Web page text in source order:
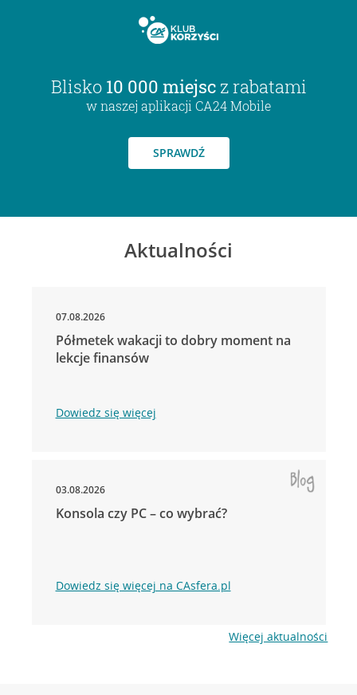
Blisko 10 000 miejsc z rabatami
w naszej aplikacji CA24 Mobile
SPRAWDŹ
Aktualności
07.08.2026
Półmetek wakacji to dobry moment na
lekcje finansów
Dowiedz się więcej
03.08.2026
Konsola czy PC – co wybrać?
Dowiedz się więcej na CAsfera.pl
Więcej aktualności